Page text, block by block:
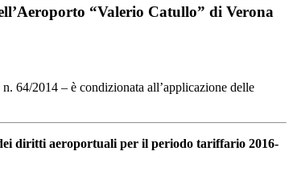
“Valerio Catullo” di Verona
64/2014 – è condizionata all’applicazione delle
diritti aeroportuali per il periodo tariffario 2016-